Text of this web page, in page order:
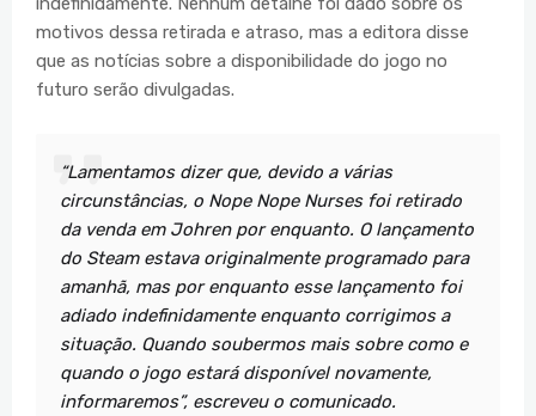
motivos dessa retirada e atraso, mas a editora disse
que as notícias sobre a disponibilidade do jogo no
futuro serão divulgadas.
“Lamentamos dizer que, devido a várias
circunstâncias, o Nope Nope Nurses foi retirado
da venda em Johren por enquanto. O lançamento
do Steam estava originalmente programado para
amanhã, mas por enquanto esse lançamento foi
adiado indefinidamente enquanto corrigimos a
situação. Quando soubermos mais sobre como e
quando o jogo estará disponível novamente,
informaremos”, escreveu o comunicado.